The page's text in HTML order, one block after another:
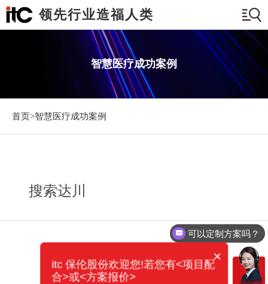
领先行业造福人类
智慧医疗成功案例
首页>智慧医疗成功案例
搜索达川
可以定制方案吗？
×
itc 保伦股份欢迎您!若您有<项目配
合>或<方案报价>